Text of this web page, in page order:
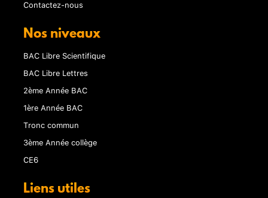
Contactez-nous
Nos niveaux
BAC Libre Scientifique
BAC Libre Lettres
2ème Année BAC
1ère Année BAC
Tronc commun
3ème Année collège
CE6
Liens utiles